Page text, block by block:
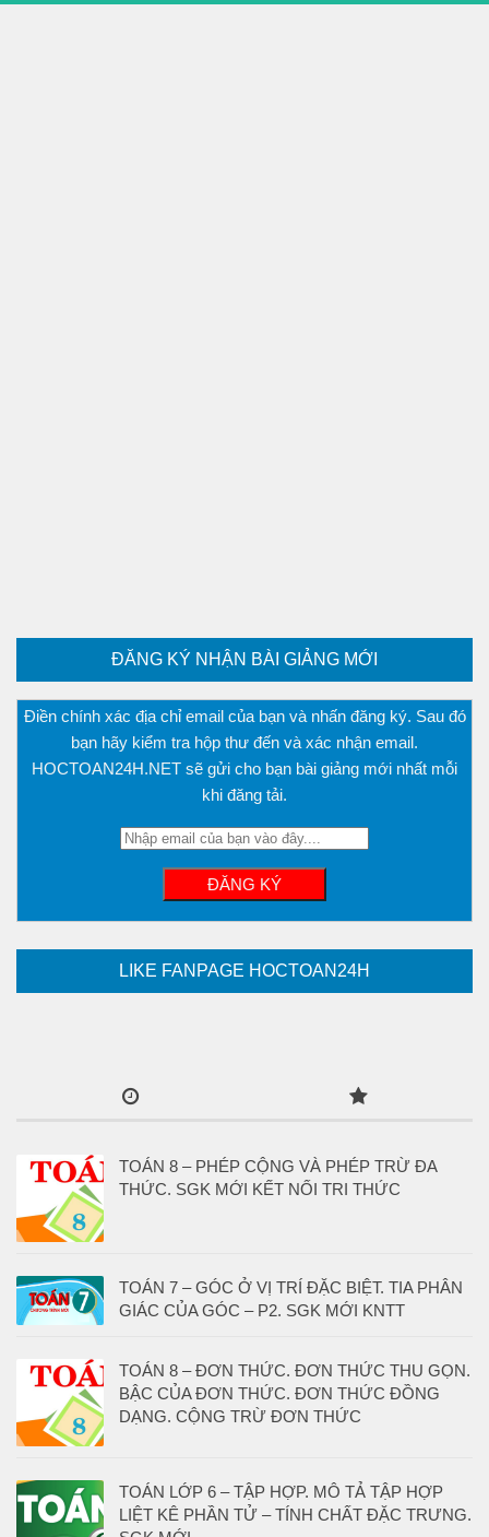
ĐĂNG KÝ NHẬN BÀI GIẢNG MỚI
Điền chính xác địa chỉ email của bạn và nhấn đăng ký. Sau đó
bạn hãy kiểm tra hộp thư đến và xác nhận email.
HOCTOAN24H.NET sẽ gửi cho bạn bài giảng mới nhất mỗi
khi đăng tải.
LIKE FANPAGE HOCTOAN24H
TOÁN 8 – PHÉP CỘNG VÀ PHÉP TRỪ ĐA
THỨC. SGK MỚI KẾT NỐI TRI THỨC
TOÁN 7 – GÓC Ở VỊ TRÍ ĐẶC BIỆT. TIA PHÂN
GIÁC CỦA GÓC – P2. SGK MỚI KNTT
TOÁN 8 – ĐƠN THỨC. ĐƠN THỨC THU GỌN.
BẬC CỦA ĐƠN THỨC. ĐƠN THỨC ĐỒNG
DẠNG. CỘNG TRỪ ĐƠN THỨC
TOÁN LỚP 6 – TẬP HỢP. MÔ TẢ TẬP HỢP
LIỆT KÊ PHẦN TỬ – TÍNH CHẤT ĐẶC TRƯNG.